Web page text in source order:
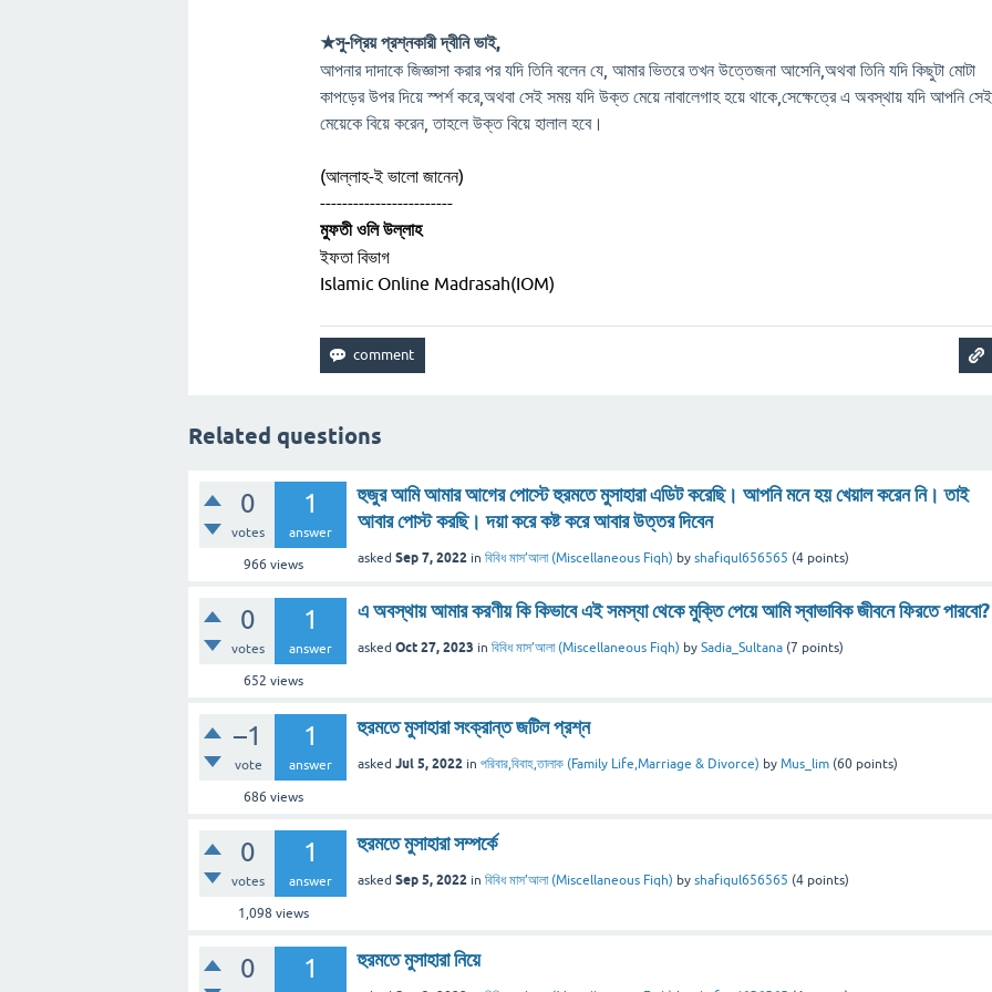
★সু-প্রিয় প্রশ্নকারী দ্বীনি ভাই,
আপনার দাদাকে জিজ্ঞাসা করার পর যদি তিনি বলেন যে, আমার ভিতরে তখন উত্তেজনা আসেনি,অথবা তিনি যদি কিছুটা মোটা
কাপড়ের উপর দিয়ে স্পর্শ করে,অথবা সেই সময় যদি উক্ত মেয়ে নাবালেগাহ হয়ে থাকে,সেক্ষেত্রে এ অবস্থায় যদি আপনি সেই
মেয়েকে বিয়ে করেন, তাহলে উক্ত বিয়ে হালাল হবে।
(আল্লাহ-ই ভালো জানেন)
------------------------
মুফতী ওলি উল্লাহ
ইফতা বিভাগ
Islamic Online Madrasah(IOM)
Related questions
0
votes
1
answer
966 views
হুজুর আমি আমার আগের পোস্টে হুরমতে মুসাহারা এডিট করেছি। আপনি মনে হয় খেয়াল করেন নি। তাই
আবার পোস্ট করছি। দয়া করে কষ্ট করে আবার উত্তর দিবেন
asked Sep 7, 2022 in বিবিধ মাস’আলা (Miscellaneous Fiqh) by shafiqul656565 (4 points)
0
votes
1
answer
652 views
এ অবস্থায় আমার করণীয় কি কিভাবে এই সমস্যা থেকে মুক্তি পেয়ে আমি স্বাভাবিক জীবনে ফিরতে পারবো?
asked Oct 27, 2023 in বিবিধ মাস’আলা (Miscellaneous Fiqh) by Sadia_Sultana (7 points)
–1
vote
1
answer
686 views
হুরমতে মুসাহারা সংক্রান্ত জটিল প্রশ্ন
asked Jul 5, 2022 in পরিবার,বিবাহ,তালাক (Family Life,Marriage & Divorce) by Mus_lim (60 points)
0
votes
1
answer
1,098 views
হুরমতে মুসাহারা সম্পর্কে
asked Sep 5, 2022 in বিবিধ মাস’আলা (Miscellaneous Fiqh) by shafiqul656565 (4 points)
0 1 হুরমতে মুসাহারা নিয়ে